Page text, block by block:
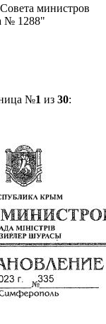
министров
№ 1288"
№1 из 30: